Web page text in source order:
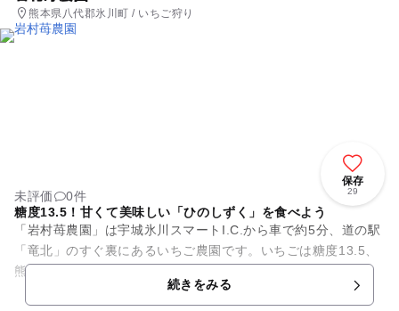
熊本県八代郡氷川町 / いちご狩り
保存
29
未評価
0件
糖度13.5！甘くて美味しい「ひのしずく」を食べよう
「岩村苺農園」は宇城氷川スマートI.C.から車で約5分、道の駅
「竜北」のすぐ裏にあるいちご農園です。いちごは糖度13.5、
熊本県でしかできない「ひのしずく」をはじめ、「紅ほっ
続きをみる